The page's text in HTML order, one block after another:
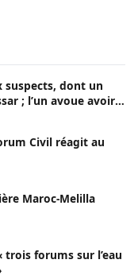
suspects, dont un
; l’un avoue avoir
Civil réagit au
Maroc-Melilla
trois forums sur l’eau